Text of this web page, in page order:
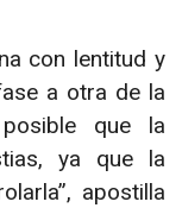
con lentitud y
a otra de la
que la
ya que la
apostilla